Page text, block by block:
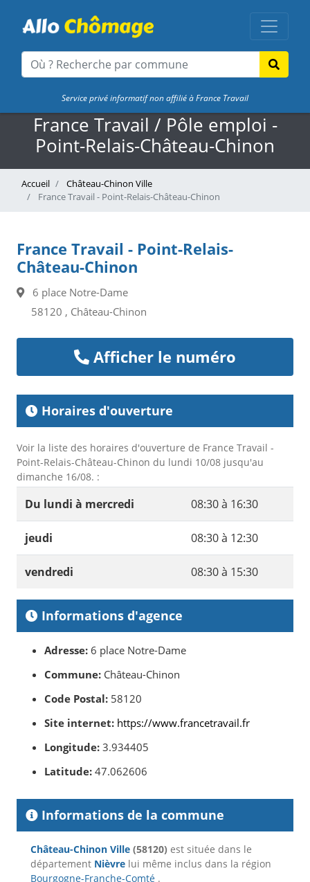
Service privé informatif non affilié à France Travail
France Travail / Pôle emploi -
Point-Relais-Château-Chinon
Accueil
Château-Chinon Ville
France Travail - Point-Relais-Château-Chinon
France Travail - Point-Relais-
Château-Chinon
6 place Notre-Dame
58120 , Château-Chinon
Afficher le numéro
Horaires d'ouverture
Voir la liste des horaires d'ouverture de France Travail -
Point-Relais-Château-Chinon du lundi 10/08 jusqu'au
dimanche 16/08. :
Du lundi à mercredi 08:30 à 16:30
jeudi 08:30 à 12:30
vendredi 08:30 à 15:30
Informations d'agence
Adresse: 6 place Notre-Dame
Commune: Château-Chinon
Code Postal: 58120
Site internet: https://www.francetravail.fr
Longitude: 3.934405
Latitude: 47.062606
Informations de la commune
Château-Chinon Ville (58120) est située dans le
département Nièvre lui même inclus dans la région
Bourgogne-Franche-Comté .